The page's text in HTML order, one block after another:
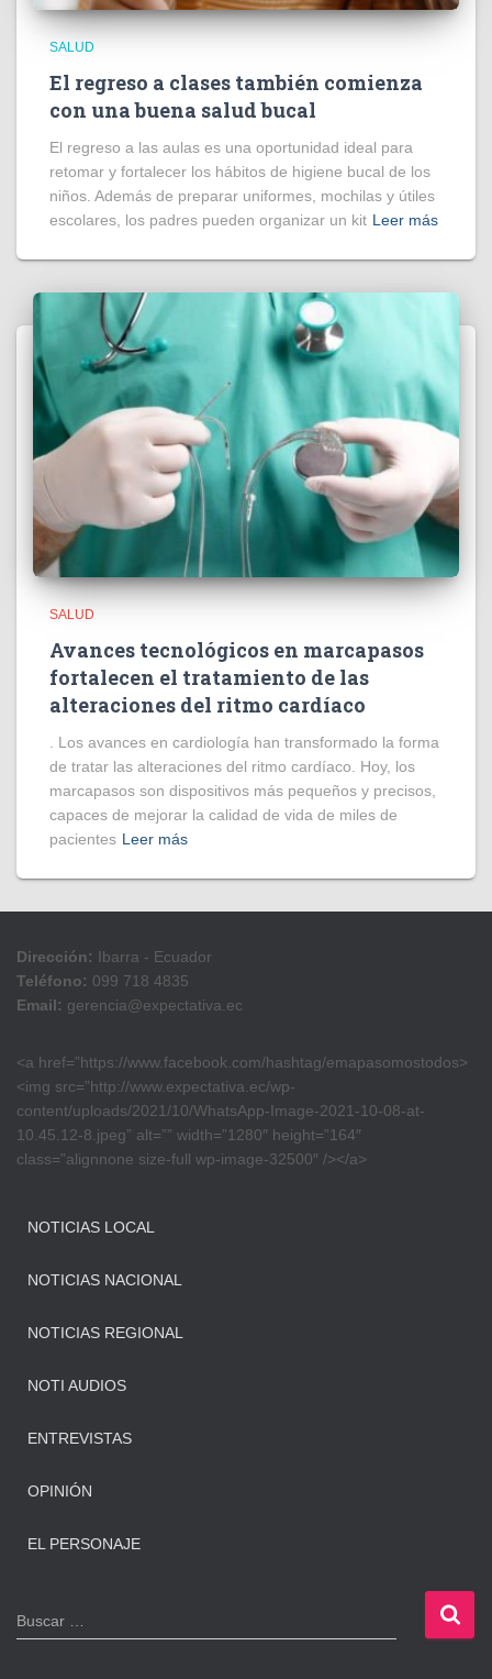
SALUD
El regreso a clases también comienza
con una buena salud bucal
El regreso a las aulas es una oportunidad ideal para
retomar y fortalecer los hábitos de higiene bucal de los
niños. Además de preparar uniformes, mochilas y útiles
escolares, los padres pueden organizar un kit Leer más
SALUD
Avances tecnológicos en marcapasos
fortalecen el tratamiento de las
alteraciones del ritmo cardíaco
. Los avances en cardiología han transformado la forma
de tratar las alteraciones del ritmo cardíaco. Hoy, los
marcapasos son dispositivos más pequeños y precisos,
capaces de mejorar la calidad de vida de miles de
pacientes Leer más
Dirección: Ibarra - Ecuador
Teléfono: 099 718 4835
Email: gerencia@expectativa.ec
<a href=”https://www.facebook.com/hashtag/emapasomostodos>
<img src=”http://www.expectativa.ec/wp-
content/uploads/2021/10/WhatsApp-Image-2021-10-08-at-
10.45.12-8.jpeg” alt=”” width=”1280″ height=”164″
class=”alignnone size-full wp-image-32500″ /></a>
NOTICIAS LOCAL
NOTICIAS NACIONAL
NOTICIAS REGIONAL
NOTI AUDIOS
ENTREVISTAS
OPINIÓN
EL PERSONAJE
B
u
Buscar …